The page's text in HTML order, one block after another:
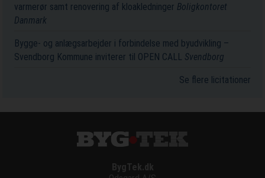
varmerør samt renovering af kloakledninger Boligkontoret
Danmark
Bygge- og anlægsarbejder i forbindelse med byudvikling –
Svendborg Kommune inviterer til OPEN CALL Svendborg
Se flere licitationer
BygTek.dk